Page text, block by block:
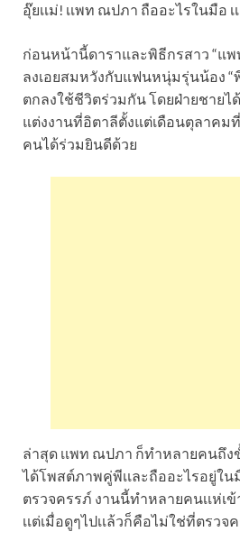
อุ๊ยเเม่! เเพท ณปภา ถืออะไรในมือ
ก่อนหน้านี้ดาราและพิธีกรสาว “แ
ลงเอยสมหวังกับแฟนหนุ่มรุ่นน้อง “
ตกลงใช้ชีวิตร่วมกัน โดยฝ่ายชายไ
แต่งงานที่อิตาลีตั้งแต่เดือนตุลาคม
คนได้ร่วมยินดีด้วย
ล่าสุด เเพท ณปภา ก็ทำหลายคนถึง
ได้โพสต์ภาพคู่พีเเละถืออะไรอยู่ใน
ตรวจครรภ์ งานนี้ทำหลายคนเเห่เ
เเต่เมื่อดูๆไปเเล้วก็คือไม่ใช่ที่ตรวจ